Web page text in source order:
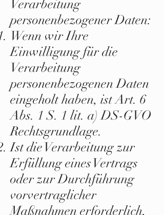
Verarbeitung
personenbezogener Daten:
Wenn wir Ihre
Einwilligung für die
Verarbeitung
personenbezogenen Daten
eingeholt haben, ist Art. 6
Abs. 1 S. 1 lit. a) DS-GVO
Rechtsgrundlage.
Ist die Verarbeitung zur
Erfüllung eines Vertrags
oder zur Durchführung
vorvertraglicher
Maßnahmen erforderlich,